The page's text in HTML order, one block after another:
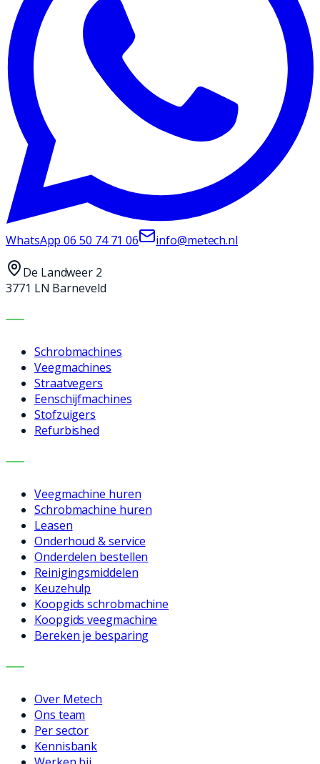
WhatsApp06 50 74 71 06 info@metech.nl
De Landweer 2
3771 LN Barneveld
MACHINES
Schrobmachines
Veegmachines
Straatvegers
Eenschijfmachines
Stofzuigers
Refurbished
DIENSTEN
Veegmachine huren
Schrobmachine huren
Leasen
Onderhoud & service
Onderdelen bestellen
Reinigingsmiddelen
Keuzehulp
Koopgids schrobmachine
Koopgids veegmachine
Bereken je besparing
BEDRIJF
Over Metech
Ons team
Per sector
Kennisbank